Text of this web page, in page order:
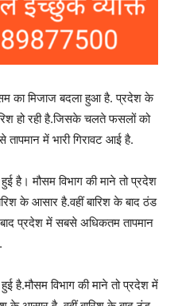
का मिजाज बदला हुआ है. प्रदेश के
हो रही है.जिसके चलते फसलों को
में भारी गिरावट आई है.
है। मौसम विभाग की माने तो प्रदेश
के आसार है.वहीं बारिश के बाद ठंड
बाद प्रदेश में सबसे अधिकतम तापमान
है.मौसम विभाग की माने तो प्रदेश में